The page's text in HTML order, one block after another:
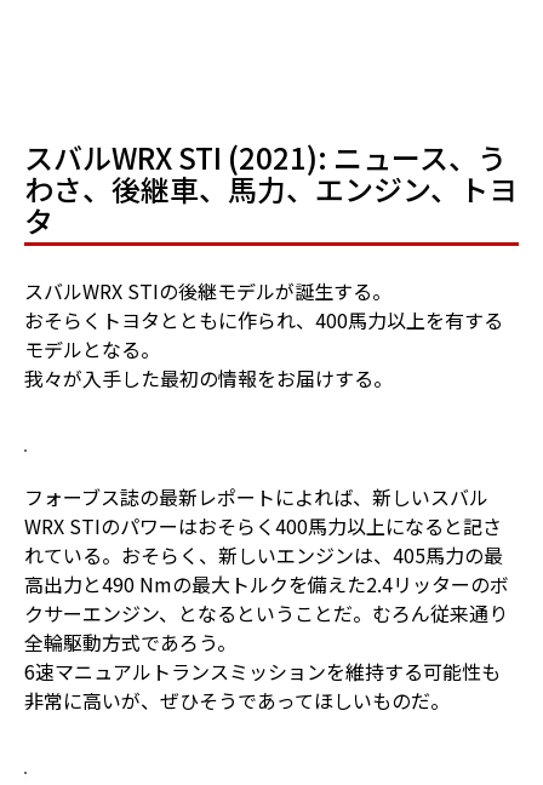
スバルWRX STI (2021): ニュース、う
わさ、後継車、馬力、エンジン、トヨ
タ
スバルWRX STIの後継モデルが誕生する。
おそらくトヨタとともに作られ、400馬力以上を有する
モデルとなる。
我々が入手した最初の情報をお届けする。
フォーブス誌の最新レポートによれば、新しいスバル
WRX STIのパワーはおそらく400馬力以上になると記さ
れている。おそらく、新しいエンジンは、405馬力の最
高出力と490 Nmの最大トルクを備えた2.4リッターのボ
クサーエンジン、となるということだ。むろん従来通り
全輪駆動方式であろう。
6速マニュアルトランスミッションを維持する可能性も
非常に高いが、ぜひそうであってほしいものだ。